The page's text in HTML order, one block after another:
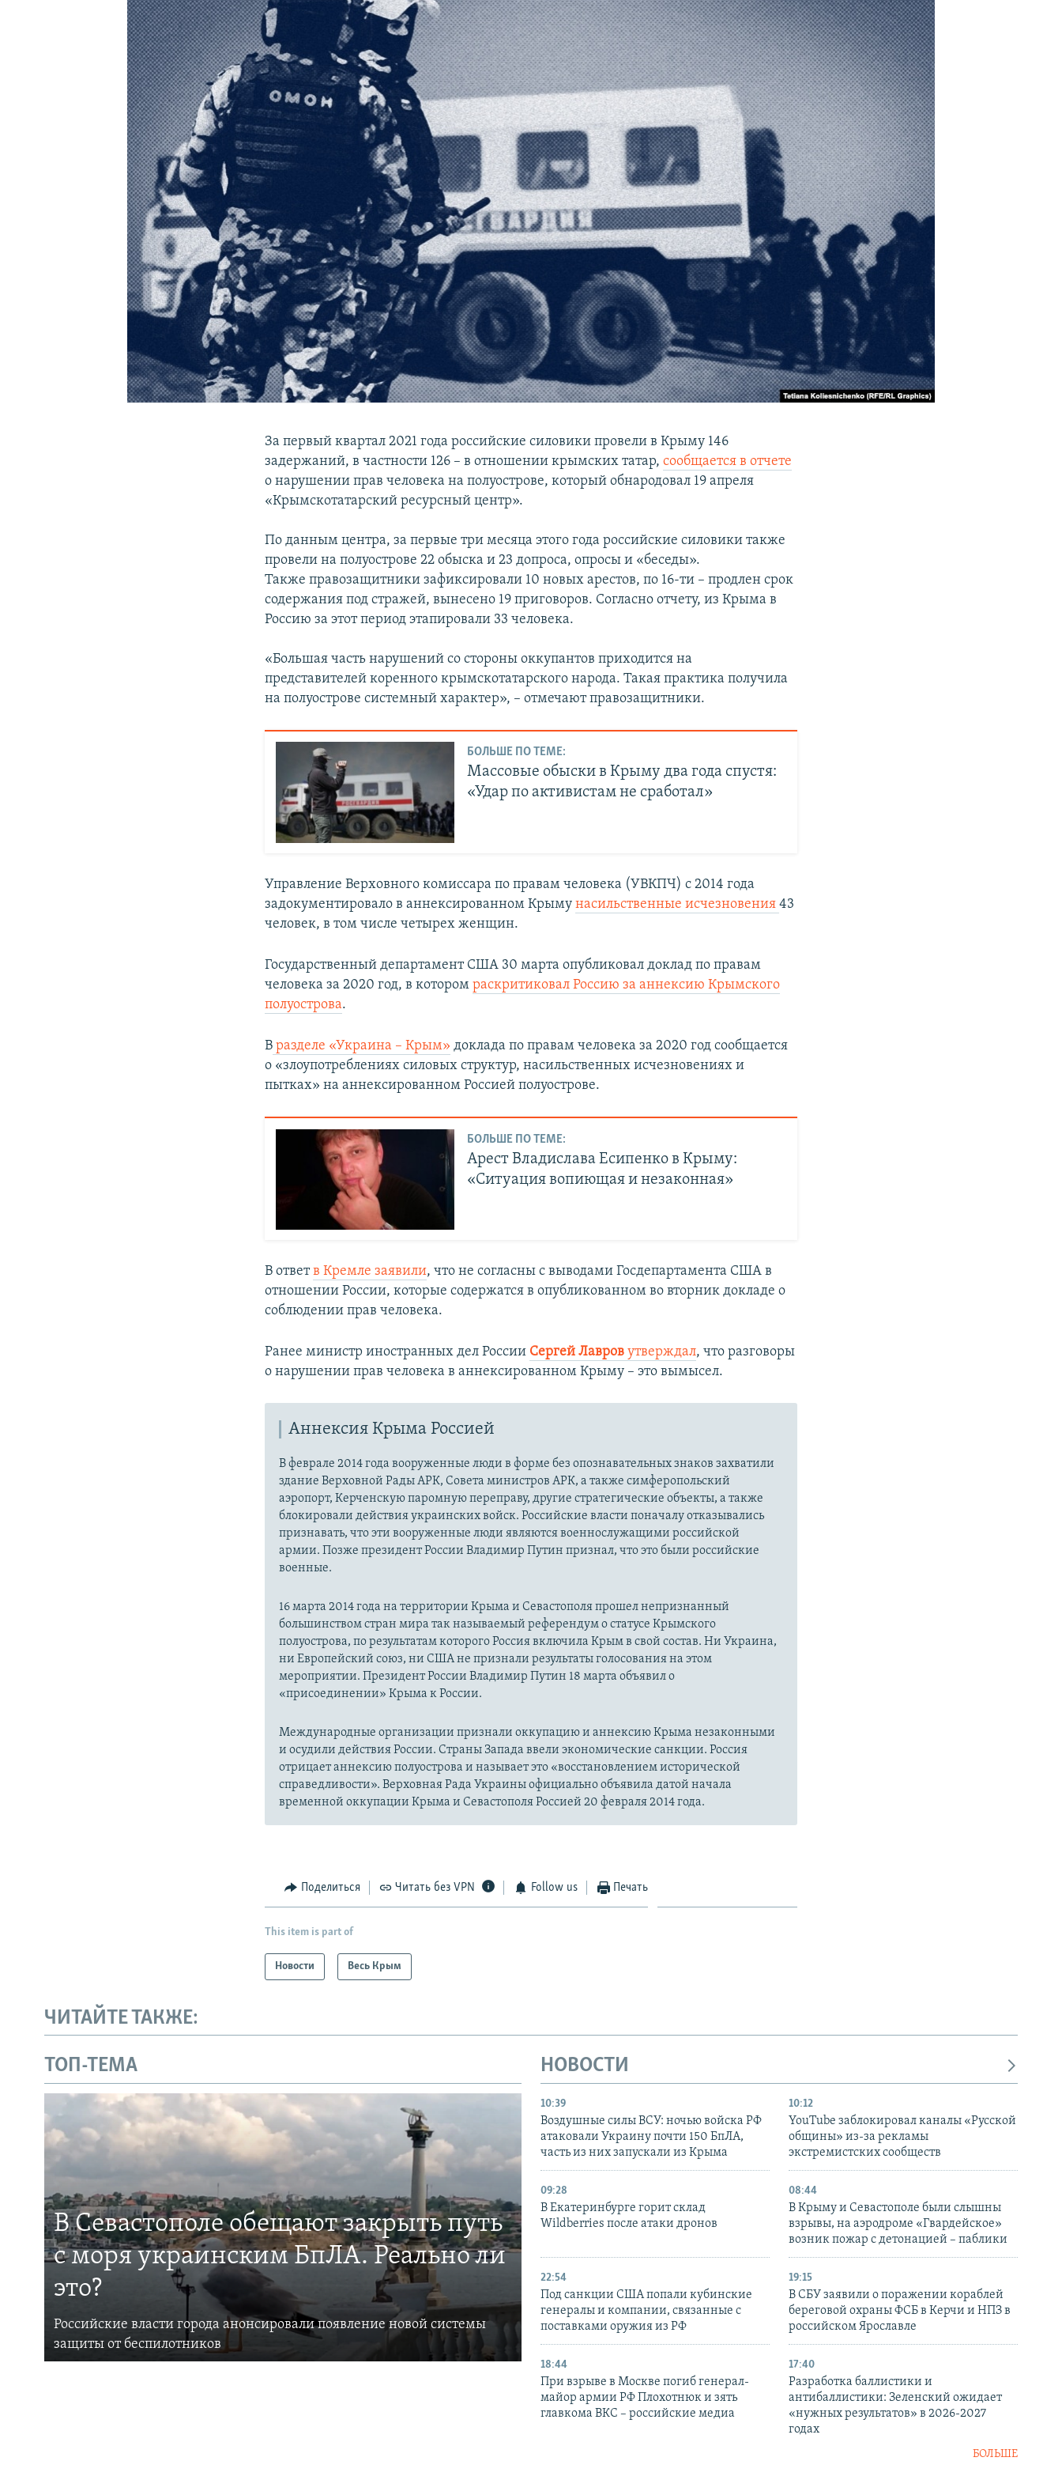
КРЫМ.НЕПОКОРЕННЫЙ
УКРАИНСКАЯ ПРОБЛЕМА КРЫМА
За первый квартал 2021 года российские силовики провели в Крыму 146
задержаний, в частности 126 – в отношении крымских татар,сообщается в отчете
о нарушении прав человека на полуострове, который обнародовал 19 апреля
«Крымскотатарский ресурсный центр».
По данным центра, за первые три месяца этого года российские силовики также
провели на полуострове 22 обыска и 23 допроса, опросы и «беседы».
Также правозащитники зафиксировали 10 новых арестов, по 16-ти – продлен срок
содержания под стражей, вынесено 19 приговоров. Согласно отчету, из Крыма в
Россию за этот период этапировали 33 человека.
«Большая часть нарушений со стороны оккупантов приходится на
представителей коренного крымскотатарского народа. Такая практика получила
на полуострове системный характер», – отмечают правозащитники.
БОЛЬШЕ ПО ТЕМЕ:
Массовые обыски в Крыму два года спустя:
«Удар по активистам не сработал»
Управление Верховного комиссара по правам человека (УВКПЧ) с 2014 года
задокументировало в аннексированном Крымунасильственные исчезновения43
человек, в том числе четырех женщин.
Государственный департамент США 30 марта опубликовал доклад по правам
человека за 2020 год, в которомраскритиковал Россию за аннексию Крымского
полуострова.
В разделе «Украина – Крым» доклада по правам человека за 2020 год сообщается
о «злоупотреблениях силовых структур, насильственных исчезновениях и
пытках» на аннексированном Россией полуострове.
БОЛЬШЕ ПО ТЕМЕ:
Арест Владислава Есипенко в Крыму:
«Ситуация вопиющая и незаконная»
В ответв Кремле заявили, что не согласны с выводами Госдепартамента США в
отношении России, которые содержатся в опубликованном во вторник докладе о
соблюдении прав человека.
Ранее министр иностранных дел России Сергей Лавровутверждал, что разговоры
о нарушении прав человека в аннексированном Крыму – это вымысел.
Аннексия Крыма Россией
В феврале 2014 года вооруженные люди в форме без опознавательных знаков захватили
здание Верховной Рады АРК, Совета министров АРК, а также симферопольский
аэропорт, Керченскую паромную переправу, другие стратегические объекты, а также
блокировали действия украинских войск. Российские власти поначалу отказывались
признавать, что эти вооруженные люди являются военнослужащими российской
армии. Позже президент России Владимир Путин признал, что это были российские
военные.
16 марта 2014 года на территории Крыма и Севастополя прошел непризнанный
большинством стран мира так называемый референдум о статусе Крымского
полуострова, по результатам которого Россия включила Крым в свой состав. Ни Украина,
ни Европейский союз, ни США не признали результаты голосования на этом
мероприятии. Президент России Владимир Путин 18 марта объявил о
«присоединении» Крыма к России.
Международные организации признали оккупацию и аннексию Крыма незаконными
и осудили действия России. Страны Запада ввели экономические санкции. Россия
отрицает аннексию полуострова и называет это «восстановлением исторической
справедливости». Верховная Рада Украины официально объявила датой начала
временной оккупации Крыма и Севастополя Россией 20 февраля 2014 года.
Поделиться Читать без VPN Follow us Печать
This item is part of
Новости Весь Крым
ЧИТАЙТЕ ТАКЖЕ:
ТОП-ТЕМА
В Севастополе обещают закрыть путь
с моря украинским БпЛА. Реально ли
это?
Российские власти города анонсировали появление новой системы
защиты от беспилотников
НОВОСТИ
10:39
Воздушные силы ВСУ: ночью войска РФ
атаковали Украину почти 150 БпЛА,
часть из них запускали из Крыма
10:12
YouTube заблокировал каналы «Русской
общины» из-за рекламы
экстремистских сообществ
09:28
В Екатеринбурге горит склад
Wildberries после атаки дронов
08:44
В Крыму и Севастополе были слышны
взрывы, на аэродроме «Гвардейское»
возник пожар с детонацией – паблики
22:54
Под санкции США попали кубинские
генералы и компании, связанные с
поставками оружия из РФ
19:15
В СБУ заявили о поражении кораблей
береговой охраны ФСБ в Керчи и НПЗ в
российском Ярославле
18:44
При взрыве в Москве погиб генерал-
майор армии РФ Плохотнюк и зять
главкома ВКС – российские медиа
17:40
Разработка баллистики и
антибаллистики: Зеленский ожидает
«нужных результатов» в 2026-2027
годах
БОЛЬШЕ